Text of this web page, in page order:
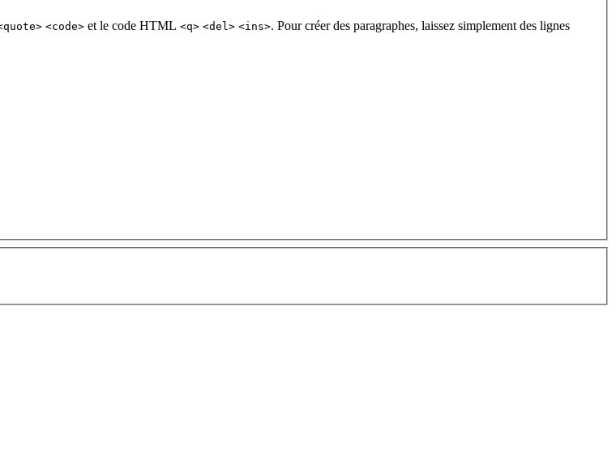
<code> et le code HTML <q> <del> <ins>. Pour créer des paragraphes, laissez simplement des lignes